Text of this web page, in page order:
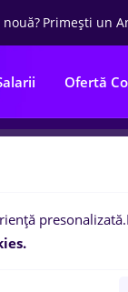
Primești un
Ofertă
0
presonalizată.